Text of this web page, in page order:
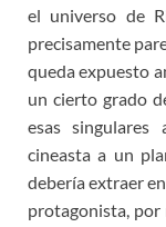
el universo de
precisamente
queda expuesto
un cierto grado
esas
cineasta a un
debería extraer
protagonista, por